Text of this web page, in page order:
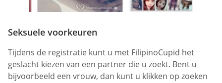
Seksuele voorkeuren
Tijdens de registratie kunt u met FilipinoCupid het
geslacht kiezen van een partner die u zoekt. Bent u
bijvoorbeeld een vrouw, dan kunt u klikken op zoeken